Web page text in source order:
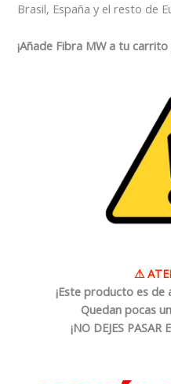
Brasil, España y el resto de
¡Añade Fibra MW a tu
⚠
¡Este producto es de
Quedan pocas
¡NO DEJES